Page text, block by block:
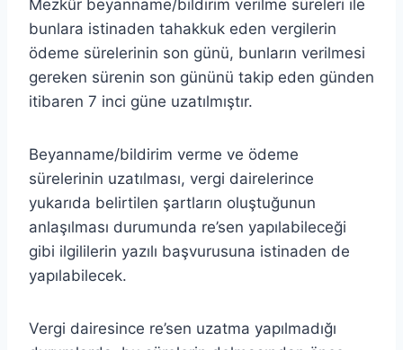
Mezkûr beyanname/bildirim verilme süreleri ile
bunlara istinaden tahakkuk eden vergilerin
ödeme sürelerinin son günü, bunların verilmesi
gereken sürenin son gününü takip eden günden
itibaren 7 inci güne uzatılmıştır.
Beyanname/bildirim verme ve ödeme
sürelerinin uzatılması, vergi dairelerince
yukarıda belirtilen şartların oluştuğunun
anlaşılması durumunda re’sen yapılabileceği
gibi ilgililerin yazılı başvurusuna istinaden de
yapılabilecek.
Vergi dairesince re’sen uzatma yapılmadığı